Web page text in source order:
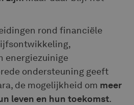
rond financiële
energiezuinige
ondersteuning geeft
de mogelijkheid om meer
leven en hun toekomst.